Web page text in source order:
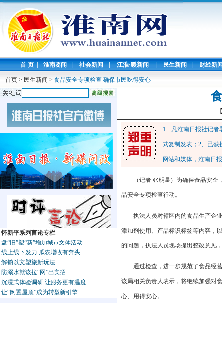
首 页 | 淮南要闻 | 社会新闻 | 江淮·暖新闻 | 民生新闻 | 财经新
首页 > 民生新闻 > 食品安全专项检查 确保市民吃得安心
怀新平系列言论专栏
盘“旧”塑“新”增加城市文体活动
线上线下发力 瓜农增收有奔头
解锁以文塑旅新玩法
防溺水就该拉“网”出实招
沉浸式体验调研 让服务更有温度
让“闲置屋顶”成为转型新引擎
1、凡淮南日报社记
式复制发表；2、已获
网站和媒体，淮南日
（记者 张明星）为确保食品安
品安全专项检查行动。
执法人员对辖区内的食品生产企
添加剂使用、产品标识标签等内容，
的问题，执法人员现场提出整改意见
通过检查，进一步规范了食品经
该局相关负责人表示，将继续加强对
心、用得安心。